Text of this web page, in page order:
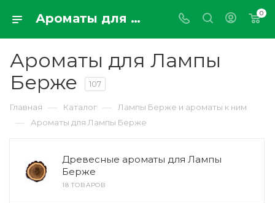
Ароматы для Лампы Берже (Lampe Berger) 500мл и 1000мл вся коллекция купить онлайн в Москве с доставкой по РФ parfumdemaison.ru 0
Ароматы для Лампы
Берже
107
Главная — Каталог — Лампы Берже и ароматы к ним
— Ароматы для Лампы Берже
Древесные ароматы для Лампы
Берже
18 ТОВАРОВ